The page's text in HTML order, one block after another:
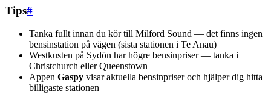
Tips#
Tanka fullt innan du kör till Milford Sound — det finns ingen
bensinstation på vägen (sista stationen i Te Anau)
Westkusten på Sydön har högre bensinpriser — tanka i
Christchurch eller Queenstown
Appen Gaspy visar aktuella bensinpriser och hjälper dig hitta
billigaste stationen